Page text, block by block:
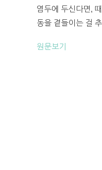
염두에 두신다면,
동을 곁들이는 걸
원문보기